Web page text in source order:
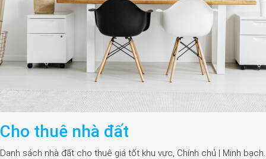
Cho thuê nhà đất
Danh sách nhà đất cho thuê giá tốt khu vực, Chính chủ | Minh bạch.